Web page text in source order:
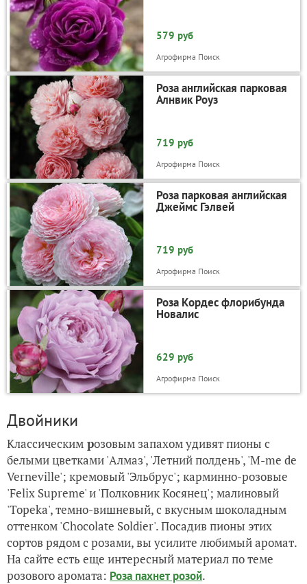
579 руб
Агрофирма Поиск
Роза английская парковая
Алнвик Роуз
719 руб
Агрофирма Поиск
Роза парковая английская
Джеймс Гэлвей
719 руб
Агрофирма Поиск
Роза Кордес флорибунда
Новалис
629 руб
Агрофирма Поиск
Двойники
Классическим розовым запахом удивят пионы с
белыми цветками 'Алмаз', 'Летний полдень', 'M-me de
Verneville'; кремовый 'Эльбрус'; карминно-розовые
'Felix Supreme' и 'Полковник Косянец'; малиновый
'Topekа', темно-вишневый, с вкусным шоколадным
оттенком 'Chocolate Soldier'. Посадив пионы этих
сортов рядом с розами, вы усилите любимый аромат.
На сайте есть еще интересный материал по теме
розового аромата: Роза пахнет розой.